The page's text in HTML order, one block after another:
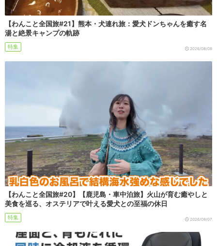
【わんこと全国旅#21】熊本・犬連れ旅：愛犬ドンちゃんを癒す名
湯と絶景キャンプの軌跡
特集 2026/08/08
【わんこと全国旅#20】【鹿児島・車中泊旅】火山が育む癒やしと
美食を巡る、オステリアで叶える愛犬との至福の休日
特集 2026/08/07